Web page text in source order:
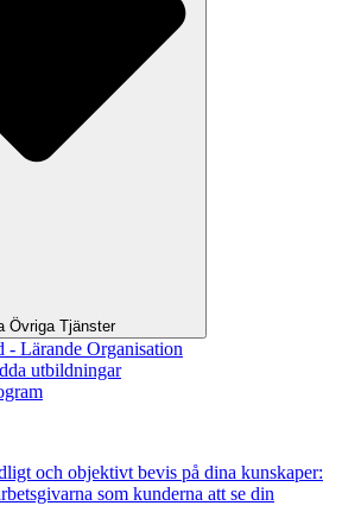
Övriga Tjänster
- Lärande Organisation
utbildningar
och objektivt bevis på dina kunskaper:
som kunderna att se din